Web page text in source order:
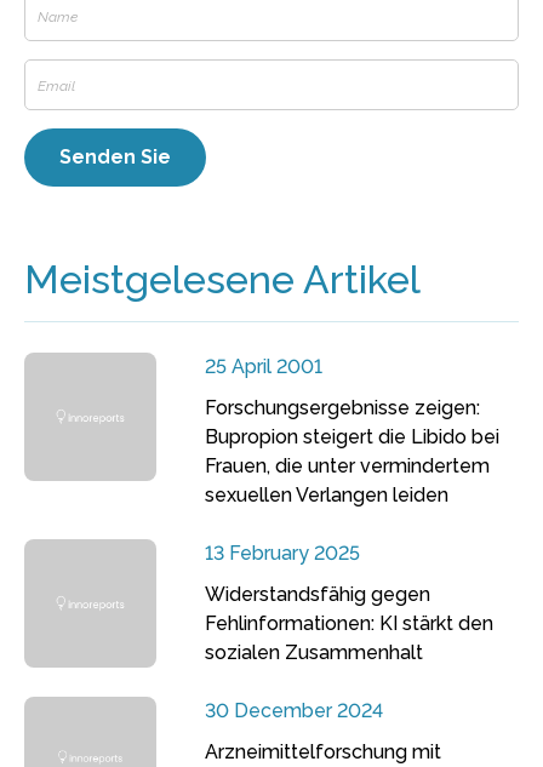
Meistgelesene Artikel
25 April 2001
Forschungsergebnisse zeigen:
Bupropion steigert die Libido bei
Frauen, die unter vermindertem
sexuellen Verlangen leiden
13 February 2025
Widerstandsfähig gegen
Fehlinformationen: KI stärkt den
sozialen Zusammenhalt
30 December 2024
Arzneimittelforschung mit